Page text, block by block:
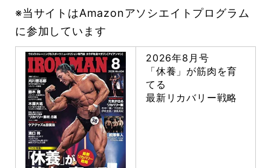
※当サイトはAmazonアソシエイトプログラム
に参加しています
2026年8月号
「休養」が筋肉を育
てる
最新リカバリー戦略